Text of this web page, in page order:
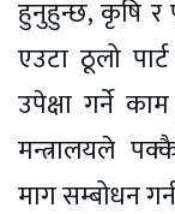
हुनुहुन्छ, कृषि र
एउटा ठूलो
उपेक्षा गर्ने
मन्त्रालयले
माग सम्बोधन